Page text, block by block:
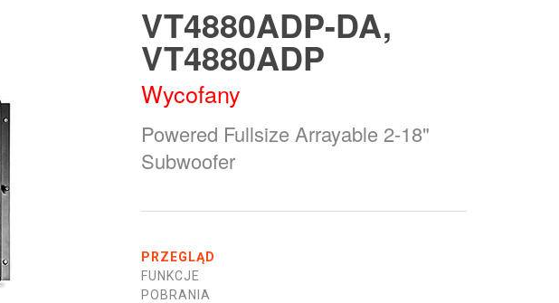
Skontaktuj się ze sprzedażą
Portal dla Konsultantów
oprogramowanie
oprogramowanie sprzętowe
Pobrania
rejestracja produktu
VT4880ADP-DA,
VT4880ADP
Wycofany
Powered Fullsize Arrayable 2-18"
Subwoofer
PRZEGLĄD
FUNKCJE
POBRANIA